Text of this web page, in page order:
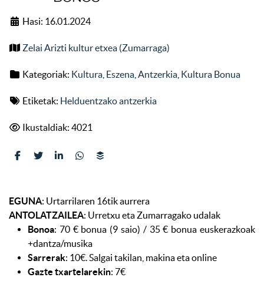
Hasi: 16.01.2024
Zelai Arizti kultur etxea (Zumarraga)
Kategoriak: Kultura Eszena Antzerkia Kultura Bonua
Etiketak: Helduentzako antzerkia
Ikustaldiak: 4021
EGUNA: Urtarrilaren 16tik aurrera
ANTOLATZAILEA: Urretxu eta Zumarragako udalak
Bonoa: 70 € bonua (9 saio) / 35 € bonua euskerazkoak
+dantza/musika
Sarrerak: 10€. Salgai takilan, makina eta online
Gazte txartelarekin: 7€